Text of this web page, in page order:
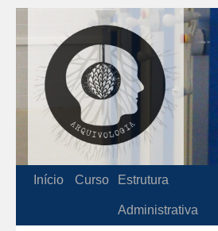
Início Curso Estrutura
Administrativa